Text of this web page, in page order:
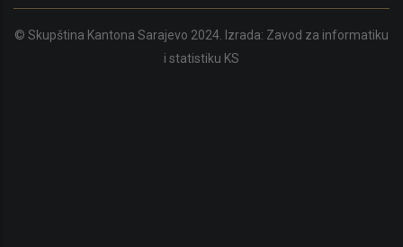
© Skupština Kantona Sarajevo 2024. Izrada: Zavod za informatiku
i statistiku KS